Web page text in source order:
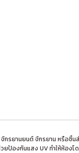
กรยานยนต์ จักรยาน หรื
องกันแสง UV ทำให้ห้องโ